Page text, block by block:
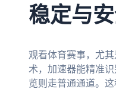
稳定与
观看体育赛事，尤
术，加速器能精准
览则走普通通道。